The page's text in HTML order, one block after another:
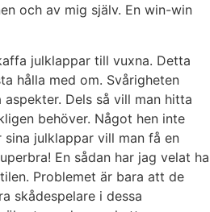
och av mig själv. En win-win
julklappar till vuxna. Detta
hålla med om. Svårigheten
Dels så vill man hitta
behöver. Något hen inte
julklappar vill man få en
En sådan har jag velat ha
Problemet är bara att de
skådespelare i dessa